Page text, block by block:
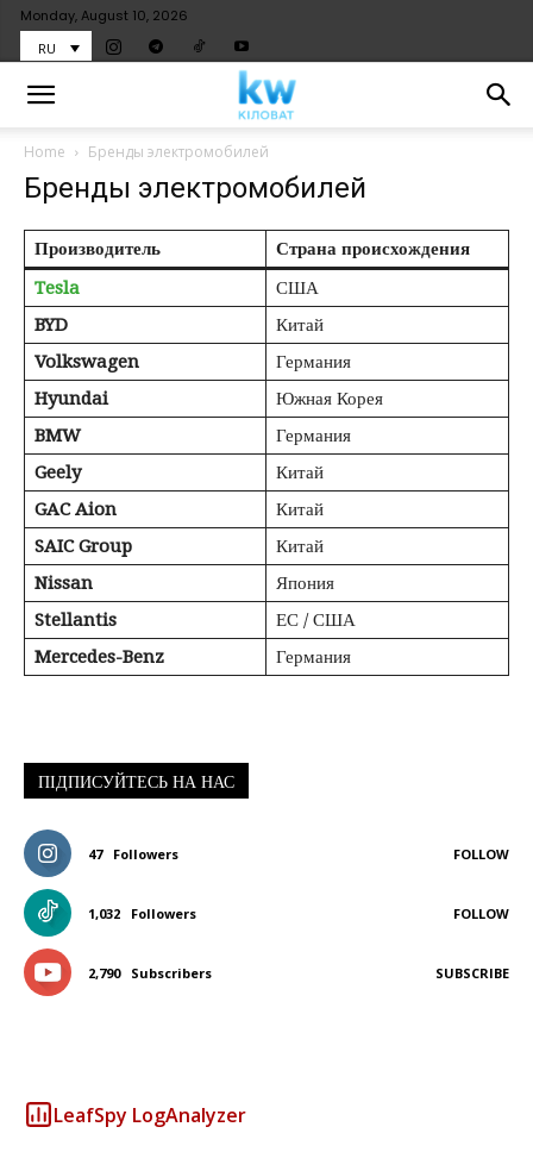
Monday, August 10, 2026
RU
Home Бренды электромобилей
Бренды электромобилей
Производитель
Страна происхождения
Tesla
США
BYD
Китай
Volkswagen
Германия
Hyundai
Южная Корея
BMW
Германия
Geely
Китай
GAC Aion
Китай
SAIC Group
Китай
Nissan
Япония
Stellantis
ЕС / США
Mercedes-Benz
Германия
ПІДПИСУЙТЕСЬ НА НАС
47 Followers FOLLOW
1,032 Followers FOLLOW
2,790 Subscribers SUBSCRIBE
LeafSpy LogAnalyzer